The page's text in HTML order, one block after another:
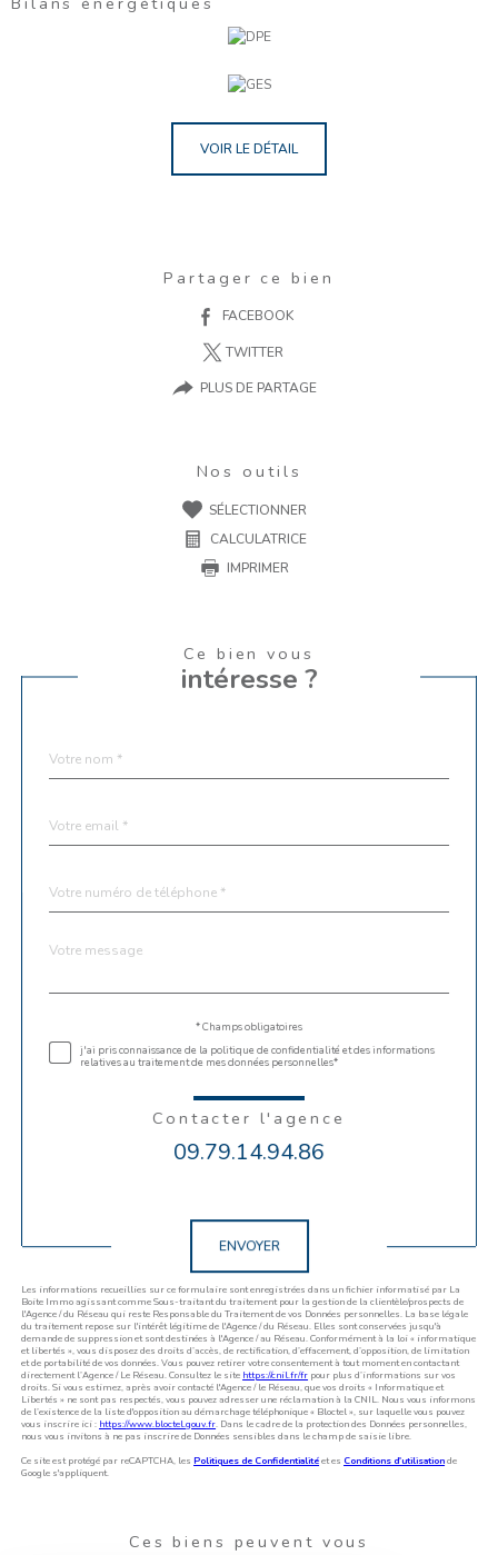
VOIR LE DÉTAIL
Partager ce bien
FACEBOOK
TWITTER
PLUS DE PARTAGE
Nos outils
SÉLECTIONNER
CALCULATRICE
IMPRIMER
Ce bien vous
intéresse ?
par
*
*
*
Fieldset
défaut
Message
*
* Champs obligatoires
j'ai pris connaissance de la politique de confidentialité et des informations
relatives au traitement de mes données personnelles*
Contacter l'agence
09.79.14.94.86
ENVOYER
Les informations recueillies sur ce formulaire sont enregistrées dans un fichier informatisé par La
Boite Immo agissant comme Sous-traitant du traitement pour la gestion de la clientèle/prospects de
l'Agence / du Réseau qui reste Responsable du Traitement de vos Données personnelles. La base légale
du traitement repose sur l'intérêt légitime de l'Agence / du Réseau. Elles sont conservées jusqu'à
demande de suppression et sont destinées à l'Agence / au Réseau. Conformément à la loi « informatique
et libertés », vous disposez des droits d’accès, de rectification, d’effacement, d’opposition, de limitation
et de portabilité de vos données. Vous pouvez retirer votre consentement à tout moment en contactant
directement l’Agence / Le Réseau. Consultez le site https://cnil.fr/fr pour plus d’informations sur vos
droits. Si vous estimez, après avoir contacté l'Agence / le Réseau, que vos droits « Informatique et
Libertés » ne sont pas respectés, vous pouvez adresser une réclamation à la CNIL. Nous vous informons
de l’existence de la liste d'opposition au démarchage téléphonique « Bloctel », sur laquelle vous pouvez
vous inscrire ici : https://www.bloctel.gouv.fr. Dans le cadre de la protection des Données personnelles,
nous vous invitons à ne pas inscrire de Données sensibles dans le champ de saisie libre.
Ce site est protégé par reCAPTCHA, les Politiques de Confidentialitéet es Conditions d'utilisationde
Google s'appliquent.
Ces biens peuvent vous